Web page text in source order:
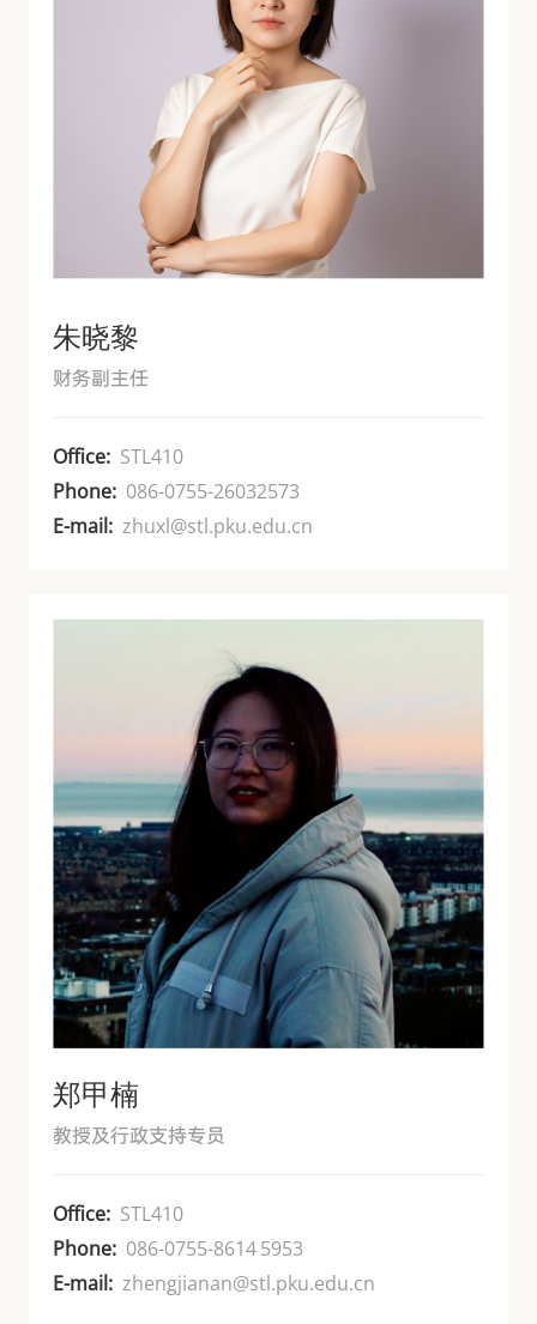
朱晓黎
财务副主任
Office: STL410
Phone: 086-0755-26032573
E-mail: zhuxl@stl.pku.edu.cn
郑甲楠
教授及行政支持专员
Office: STL410
Phone: 086-0755-8614 5953
E-mail: zhengjianan@stl.pku.edu.cn